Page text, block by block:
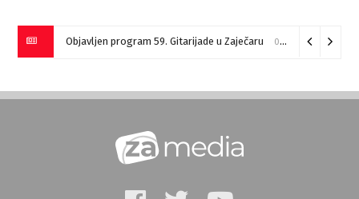
Objavljen program 59. Gitarijade u Zaječaru 07/08/2026